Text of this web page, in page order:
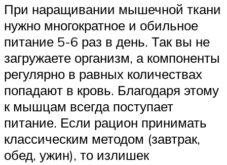
При наращивании мышечной ткани
нужно многократное и обильное
питание 5-6 раз в день. Так вы не
загружаете организм, а компоненты
регулярно в равных количествах
попадают в кровь. Благодаря этому
к мышцам всегда поступает
питание. Если рацион принимать
классическим методом (завтрак,
обед, ужин), то излишек